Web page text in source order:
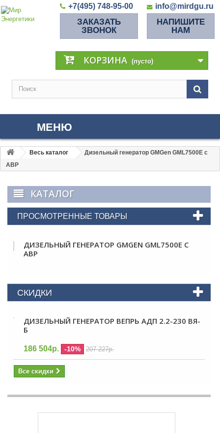
+7(495) 748-95-00 info@mirdgu.ru
ЗАКАЗАТЬ
ЗВОНОК
НАПИШИТЕ
НАМ
КОРЗИНА (пусто)
МЕНЮ
Весь каталог
Дизельный генератор GMGen GML7500E с
АВР
КАТАЛОГ
ПРОСМОТРЕННЫЕ ТОВАРЫ
ДИЗЕЛЬНЫЙ ГЕНЕРАТОР GMGEN GML7500E С
АВР
СКИДКИ
ДИЗЕЛЬНЫЙ ГЕНЕРАТОР ВЕПРЬ АДП 2.2-230 ВЯ-
Б
186 504р. -10% 207 227р.
Все скидки